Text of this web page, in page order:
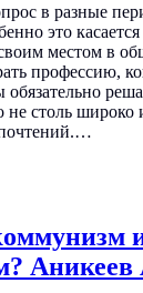
в разные
это
местом в
профессию,
обязательно
не столь широко
Аникеев